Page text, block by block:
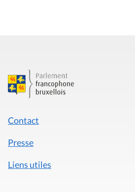
Contact
Presse
Liens utiles